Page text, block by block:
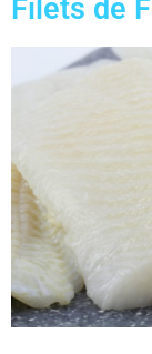
Filets de